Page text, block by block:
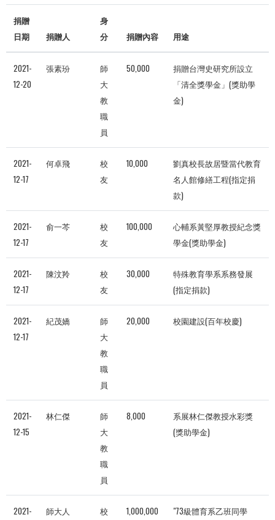
捐贈
日期
捐贈人
身
分
捐贈內容 用途
2021-
12-20
張素玢
師
大
教
職
員
50,000
捐贈台灣史研究所設立
「清全獎學金」(獎助學
金)
2021-
12-17
何卓飛
校
友
10,000
劉真校長故居暨當代教育
名人館修繕工程(指定捐
款)
2021-
12-17
俞一芩
校
友
100,000
心輔系黃堅厚教授紀念獎
學金(獎助學金)
2021-
12-17
陳汶羚
校
友
30,000
特殊教育學系系務發展
(指定捐款)
2021-
12-17
紀茂嬌
師
大
教
職
員
20,000 校園建設(百年校慶)
2021-
12-15
林仁傑
師
大
教
職
員
8,000
系展林仁傑教授水彩獎
(獎助學金)
2021-
師大人
校
1,000,000
"73級體育系乙班同學